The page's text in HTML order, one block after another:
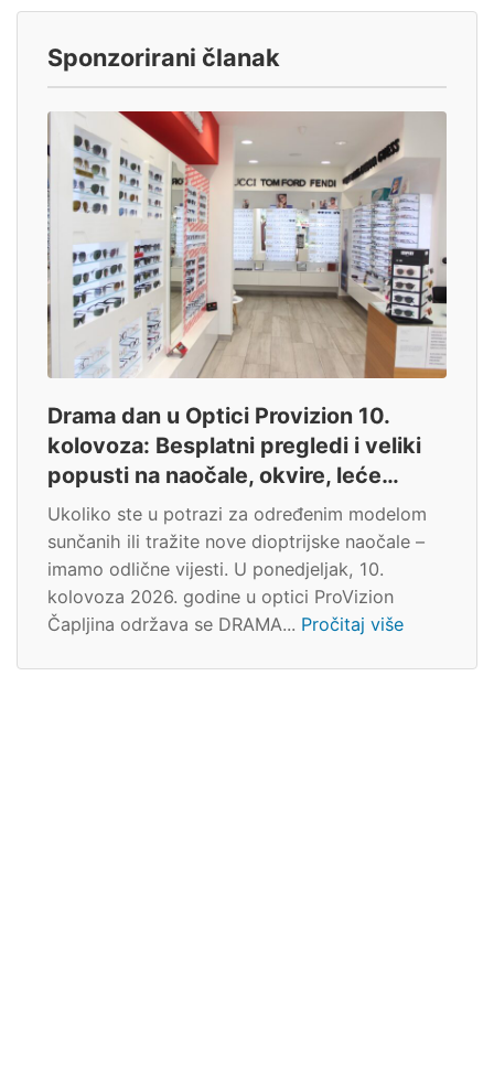
Sponzorirani članak
Drama dan u Optici Provizion 10.
kolovoza: Besplatni pregledi i veliki
popusti na naočale, okvire, leće…
Ukoliko ste u potrazi za određenim modelom
sunčanih ili tražite nove dioptrijske naočale –
imamo odlične vijesti. U ponedjeljak, 10.
kolovoza 2026. godine u optici ProVizion
Čapljina održava se DRAMA... Pročitaj više